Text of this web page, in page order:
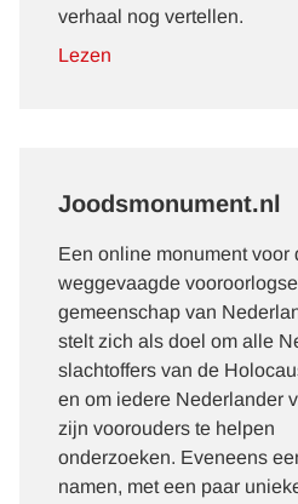
verhaal nog vertellen.
Lezen
Joodsmonument.nl
Een online monument voor
weggevaagde
gemeenschap van
stelt zich als doel om alle
slachtoffers van de
en om iedere Nederlander
zijn voorouders te helpen
onderzoeken. Eveneens
namen, met een paar